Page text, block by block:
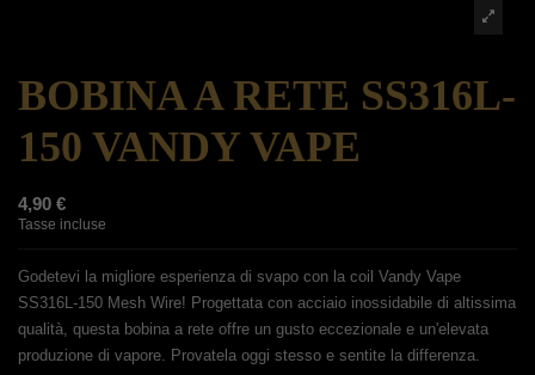
BOBINA A RETE SS316L-
150 VANDY VAPE
4,90 €
Tasse incluse
Godetevi la migliore esperienza di svapo con la coil Vandy Vape
SS316L-150 Mesh Wire! Progettata con acciaio inossidabile di altissima
qualità, questa bobina a rete offre un gusto eccezionale e un'elevata
produzione di vapore. Provatela oggi stesso e sentite la differenza.